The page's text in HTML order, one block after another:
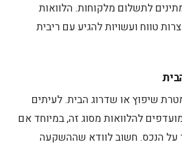
לתשלום מלקוחות. הלוואות
טווח ועשויות להגיע עם ריבית
שיפוץ או שדרוג הבית. לעיתים
להלוואות מסוג זה, במיוחד אם
על הנכס. חשוב לוודא שההשקעה